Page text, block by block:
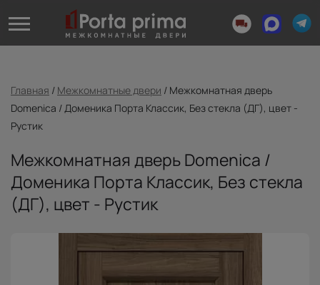
Главная / Межкомнатные двери / Межкомнатная дверь
Domenica / Доменика Порта Классик, Без стекла (ДГ), цвет -
Рустик
Межкомнатная дверь Domenica /
Доменика Порта Классик, Без стекла
(ДГ), цвет - Рустик